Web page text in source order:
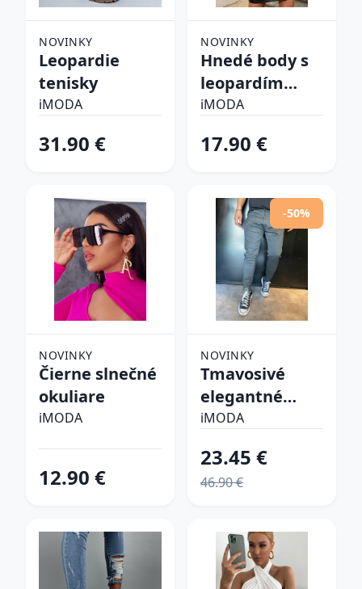
NOVINKY
Leopardie
tenisky
iMODA
31.90 €
NOVINKY
Hnedé body s
leopardím
vzorom
iMODA
17.90 €
NOVINKY
Čierne slnečné
okuliare
iMODA
12.90 €
-50%
NOVINKY
Tmavosivé
elegantné
nohavice
iMODA
23.45 €
46.90 €